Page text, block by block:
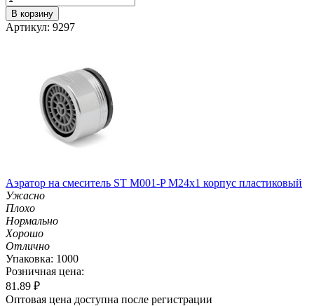
В корзину
Артикул: 9297
Аэратор на смеситель ST М001-P М24х1 корпус пластиковый
Ужасно
Плохо
Нормально
Хорошо
Отлично
Упаковка: 1000
Розничная цена:
81.89 ₽
Оптовая цена доступна после регистрации